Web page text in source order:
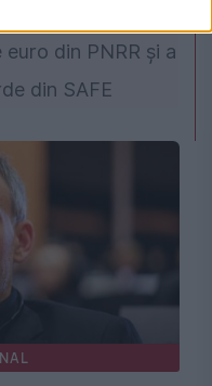
din PNRR și a
din SAFE